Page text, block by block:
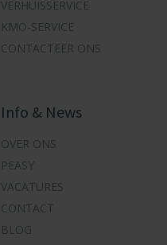
VERHUISSERVICE
KMO-SERVICE
CONTACTEER ONS
Info & News
OVER ONS
PEASY
VACATURES
CONTACT
BLOG